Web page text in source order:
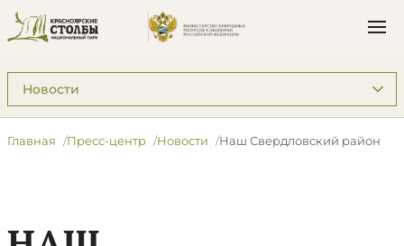
Подразделы: Пресс-центр
Главная Пресс-центр Новости Наш Свердловский район